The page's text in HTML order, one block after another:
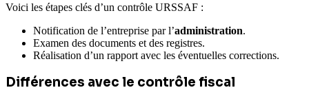
Voici les étapes clés d’un contrôle URSSAF :
Notification de l’entreprise par l’administration.
Examen des documents et des registres.
Réalisation d’un rapport avec les éventuelles corrections.
Différences avec le contrôle fiscal